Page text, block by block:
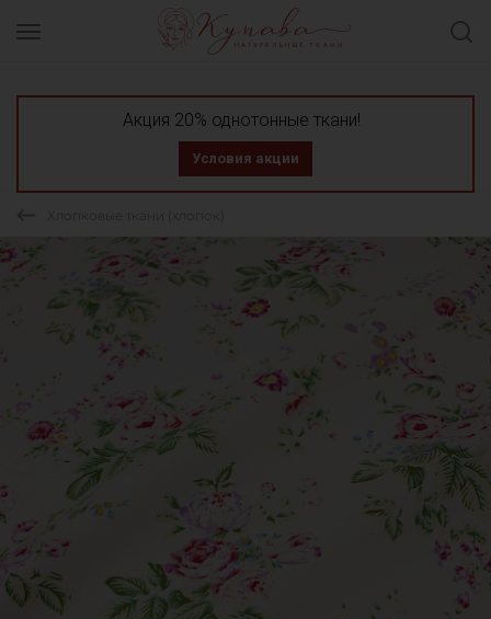
Акция 20% однотонные ткани!
Условия акции
Хлопковые ткани (хлопок)